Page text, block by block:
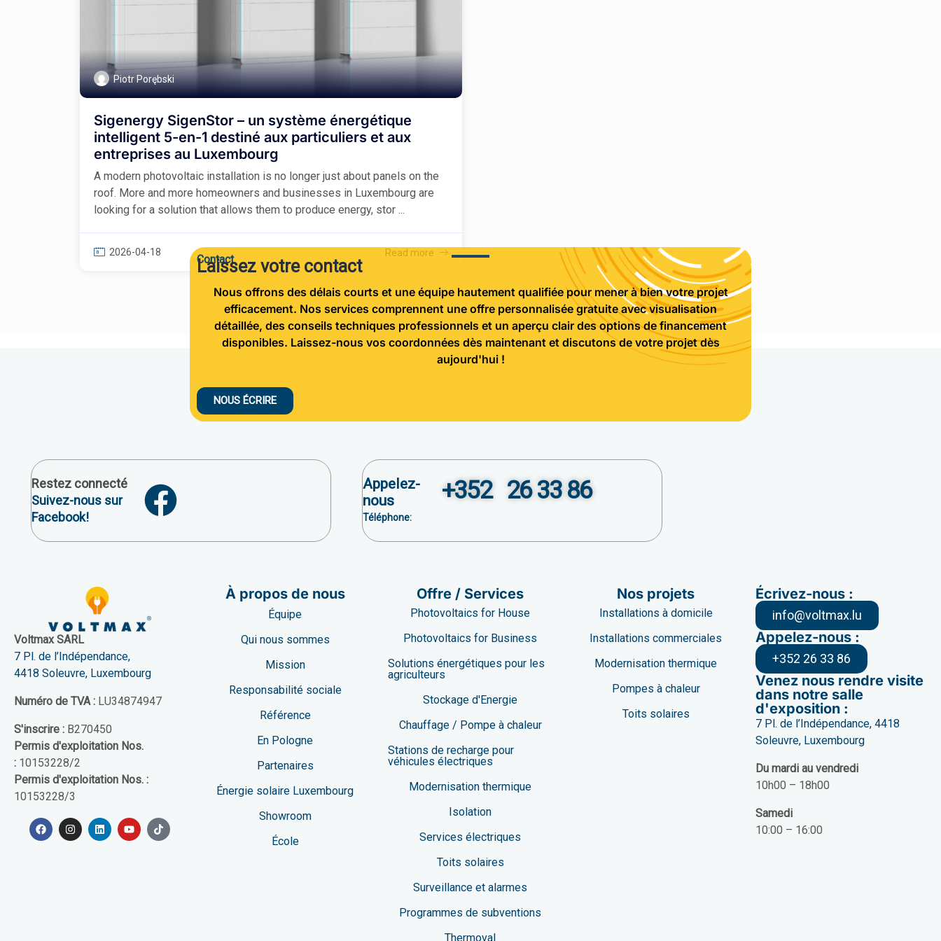
Piotr Porębski
Sigenergy SigenStor – un système énergétique
intelligent 5-en-1 destiné aux particuliers et aux
entreprises au Luxembourg
A modern photovoltaic installation is no longer just about panels on the
roof. More and more homeowners and businesses in Luxembourg are
looking for a solution that allows them to produce energy, stor ...
2026-04-18 Read more
Contact
Laissez votre contact
Nous offrons des délais courts et une équipe hautement qualifiée pour mener à bien votre projet
efficacement. Nos services comprennent une offre personnalisée gratuite avec visualisation
détaillée, des conseils techniques professionnels et un aperçu clair des options de financement
disponibles. Laissez-nous vos coordonnées dès maintenant et discutons de votre projet dès
aujourd'hui !
NOUS ÉCRIRE
Restez connecté
Suivez-nous sur
Facebook!
Appelez-
nous
Téléphone:
+352 26 33 86
Voltmax SARL
7 Pl. de l’Indépendance,
4418 Soleuvre, Luxembourg
Numéro de TVA : LU34874947
S'inscrire : B270450
Permis d'exploitation Nos.
: 10153228/2
Permis d'exploitation Nos. :
10153228/3
À propos de nous
Équipe
Qui nous sommes
Mission
Responsabilité sociale
Référence
En Pologne
Partenaires
Énergie solaire Luxembourg
Showroom
École
Offre / Services
Photovoltaics for House
Photovoltaics for Business
Solutions énergétiques pour les
agriculteurs
Stockage d'Energie
Chauffage / Pompe à chaleur
Stations de recharge pour
véhicules électriques
Modernisation thermique
Isolation
Services électriques
Toits solaires
Surveillance et alarmes
Programmes de subventions
Thermoval
Nos projets
Installations à domicile
Installations commerciales
Modernisation thermique
Pompes à chaleur
Toits solaires
Écrivez-nous :
info@voltmax.lu
Appelez-nous :
+352 26 33 86
Venez nous rendre visite
dans notre salle
d'exposition :
7 Pl. de l’Indépendance, 4418
Soleuvre, Luxembourg
Du mardi au vendredi
10h00 – 18h00
Samedi
10:00 – 16:00